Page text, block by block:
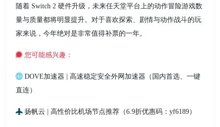
随着 Switch 2 硬件升级，未来任天堂平台上的动作冒险游戏数
量与质量都将明显提升。对于喜欢探索、剧情与动作战斗的玩
家来说，今年绝对是非常值得补票的一年。
您可能感兴趣：
DOVE加速器 | 高速稳定安全外网加速器（国内首选、一键
直连）
扬帆云 | 高性价比机场节点推荐（6.9折优惠码：yf6189）